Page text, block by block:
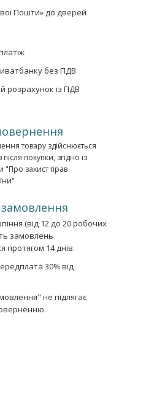
Пошти» до дверей
без ПДВ
розрахунок із ПДВ
товару здійснюється
покупки, згідно із
"Про захист прав
(від 12 до 20 робочих
замовлень
протягом 14 днів.
30% від
не підлягає